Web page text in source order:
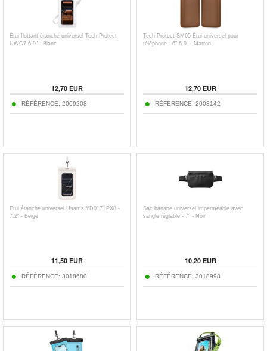
Étui flottant étanche universel Tech-Protect
UWC7 6.9" - Blanc
12,70EUR
RÉFÉRENCE: 2009208
Tech-Protect SM65 Étui universel pour
téléphone - 6"-6.9" - Marron
12,70EUR
RÉFÉRENCE: 2008142
Étui étanche universel Usams YD017 IPX8 -
7.2" - Beige
11,50EUR
RÉFÉRENCE: 3018680
Sac banane universel imperméable avec
sangle réglable - 7" - Noir
10,20EUR
RÉFÉRENCE: 3018998